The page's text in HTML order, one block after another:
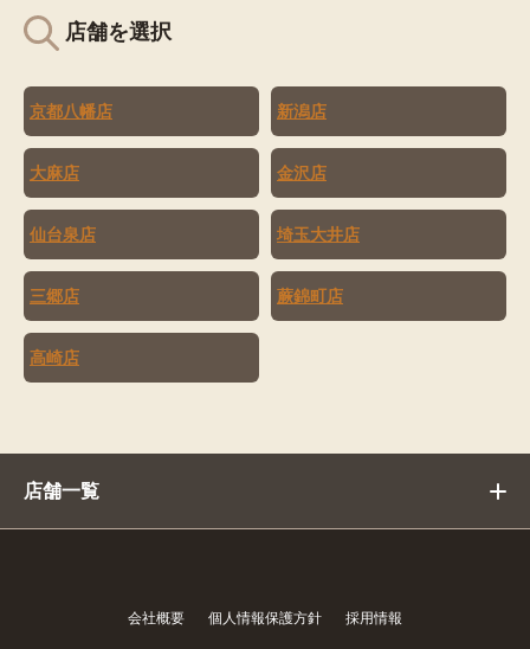
店舗を選択
京都八幡店 新潟店
大麻店 金沢店
仙台泉店 埼玉大井店
三郷店 蕨錦町店
高崎店
店舗一覧
会社概要 個人情報保護方針 採用情報